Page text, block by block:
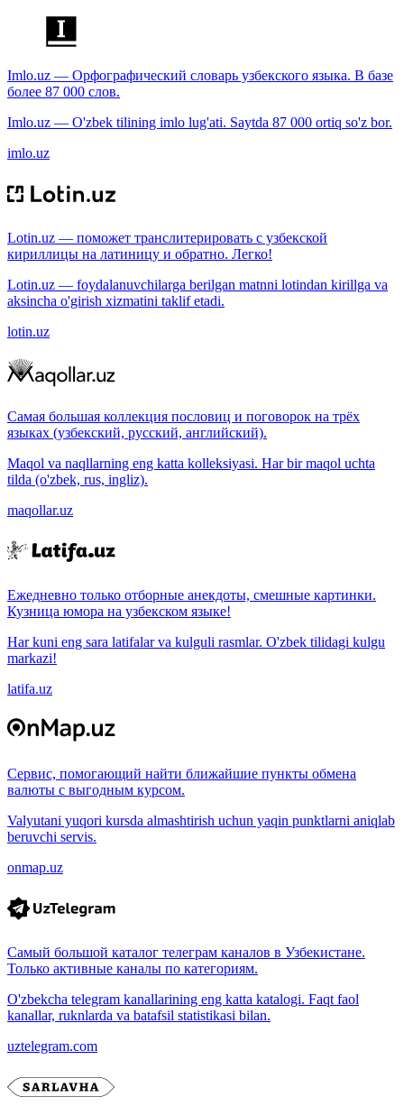
Imlo.uz — Орфографический словарь узбекского языка. В базе
более 87 000 слов.
Imlo.uz — O'zbek tilining imlo lug'ati. Saytda 87 000 ortiq so'z bor.
imlo.uz
Lotin.uz — поможет транслитерировать с узбекской
кириллицы на латиницу и обратно. Легко!
Lotin.uz — foydalanuvchilarga berilgan matnni lotindan kirillga va
aksincha o'girish xizmatini taklif etadi.
lotin.uz
Самая большая коллекция пословиц и поговорок на трёх
языках (узбекский, русский, английский).
Maqol va naqllarning eng katta kolleksiyasi. Har bir maqol uchta
tilda (o'zbek, rus, ingliz).
maqollar.uz
Ежедневно только отборные анекдоты, смешные картинки.
Кузница юмора на узбекском языке!
Har kuni eng sara latifalar va kulguli rasmlar. O'zbek tilidagi kulgu
markazi!
latifa.uz
Сервис, помогающий найти ближайшие пункты обмена
валюты с выгодным курсом.
Valyutani yuqori kursda almashtirish uchun yaqin punktlarni aniqlab
beruvchi servis.
onmap.uz
Самый большой каталог телеграм каналов в Узбекистане.
Только активные каналы по категориям.
O'zbekcha telegram kanallarining eng katta katalogi. Faqt faol
kanallar, ruknlarda va batafsil statistikasi bilan.
uztelegram.com